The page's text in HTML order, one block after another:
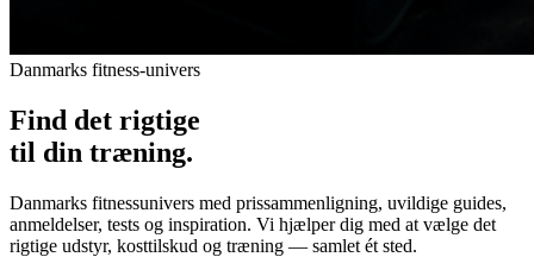
Danmarks fitness-univers
Find det rigtige
til din træning.
Danmarks fitnessunivers med prissammenligning, uvildige guides,
anmeldelser, tests og inspiration. Vi hjælper dig med at vælge det
rigtige udstyr, kosttilskud og træning — samlet ét sted.